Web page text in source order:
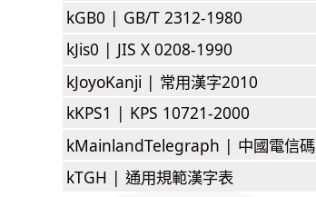
kGB0 | GB/T 2312-1980
kJis0 | JIS X 0208-1990
kJoyoKanji | 常用漢字2010
kKPS1 | KPS 10721-2000
kMainlandTelegraph | 中國電信碼
kTGH | 通用規範漢字表